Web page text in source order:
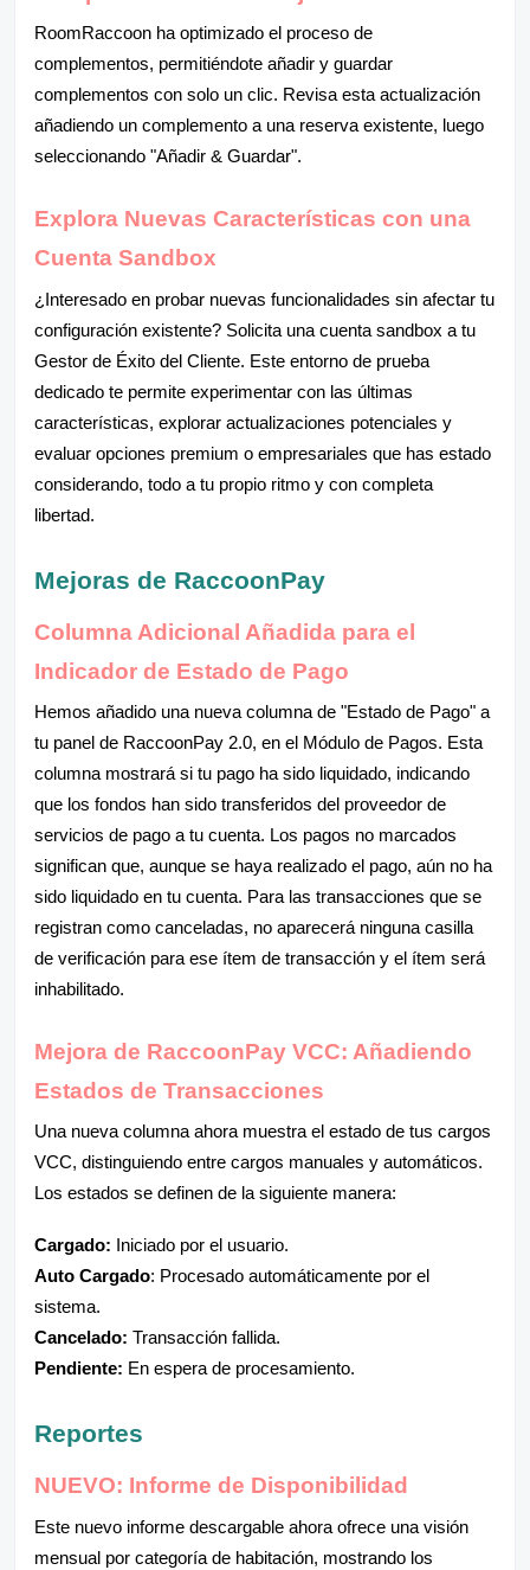
RoomRaccoon ha optimizado el proceso de
complementos, permitiéndote añadir y guardar
complementos con solo un clic. Revisa esta actualización
añadiendo un complemento a una reserva existente, luego
seleccionando "Añadir & Guardar".
Explora Nuevas Características con una
Cuenta Sandbox
¿Interesado en probar nuevas funcionalidades sin afectar tu
configuración existente? Solicita una cuenta sandbox a tu
Gestor de Éxito del Cliente. Este entorno de prueba
dedicado te permite experimentar con las últimas
características, explorar actualizaciones potenciales y
evaluar opciones premium o empresariales que has estado
considerando, todo a tu propio ritmo y con completa
libertad.
Mejoras de RaccoonPay
Columna Adicional Añadida para el
Indicador de Estado de Pago
Hemos añadido una nueva columna de "Estado de Pago" a
tu panel de RaccoonPay 2.0, en el Módulo de Pagos. Esta
columna mostrará si tu pago ha sido liquidado, indicando
que los fondos han sido transferidos del proveedor de
servicios de pago a tu cuenta. Los pagos no marcados
significan que, aunque se haya realizado el pago, aún no ha
sido liquidado en tu cuenta. Para las transacciones que se
registran como canceladas, no aparecerá ninguna casilla
de verificación para ese ítem de transacción y el ítem será
inhabilitado.
Mejora de RaccoonPay VCC: Añadiendo
Estados de Transacciones
Una nueva columna ahora muestra el estado de tus cargos
VCC, distinguiendo entre cargos manuales y automáticos.
Los estados se definen de la siguiente manera:
Cargado: Iniciado por el usuario.
Auto Cargado: Procesado automáticamente por el
sistema.
Cancelado: Transacción fallida.
Pendiente: En espera de procesamiento.
Reportes
NUEVO: Informe de Disponibilidad
Este nuevo informe descargable ahora ofrece una visión
mensual por categoría de habitación, mostrando los